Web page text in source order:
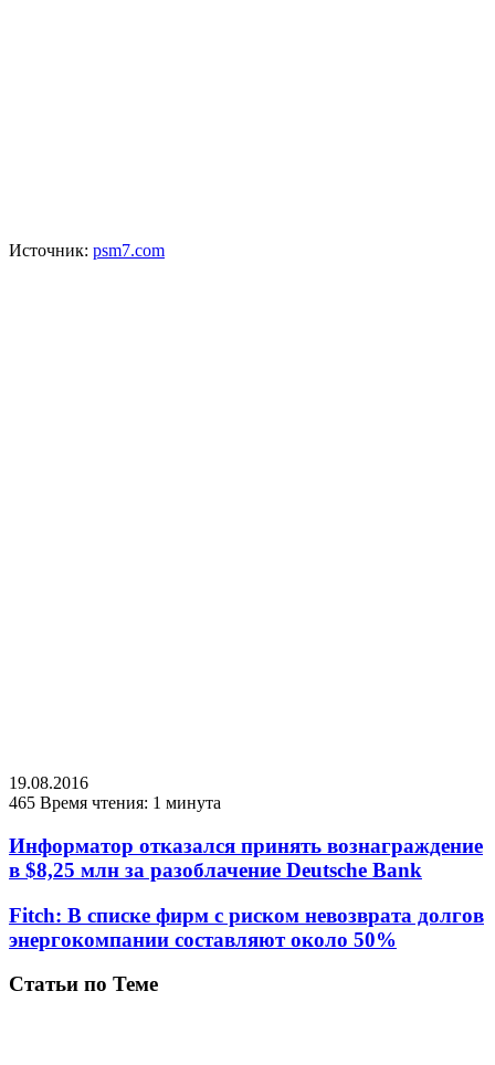
Источник: psm7.com
19.08.2016
465 Время чтения: 1 минута
Информатор отказался принять вознаграждение
в $8,25 млн за разоблачение Deutsche Bank
Fitch: В списке фирм с риском невозврата долгов
энергокомпании составляют около 50%
Статьи по Теме